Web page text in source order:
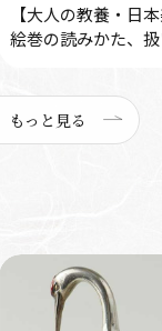
【大人の教養・日
絵巻の読みかた、
もっと見る